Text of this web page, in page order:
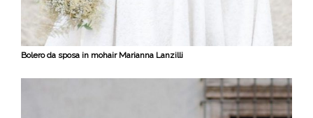
Bolero da sposa in mohair Marianna Lanzilli